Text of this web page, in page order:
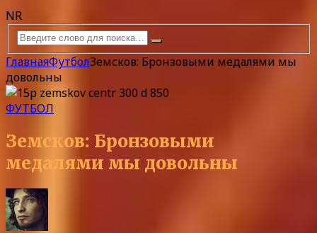
NR
ГлавнаяФутболЗемсков: Бронзовыми медалями мы
довольны
ФУТБОЛ
Земсков: Бронзовыми
медалями мы довольны